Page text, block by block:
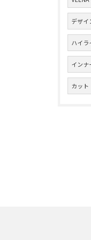
デザイ
ハイラ
インナ
カット